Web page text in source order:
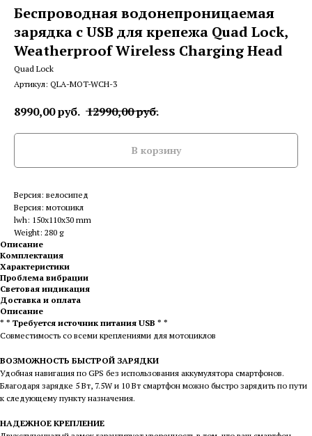
Беспроводная водонепроницаемая
зарядка c USB для крепежа Quad Lock,
Weatherproof Wireless Charging Head
Quad Lock
Артикул: QLA-MOT-WCH-3
8990,00руб. 12990,00руб.
В корзину
Версия: велосипед
Версия: мотоцикл
lwh: 150x110x30 mm
Weight: 280 g
Описание
Комплектация
Характеристики
Проблема вибрации
Световая индикация
Доставка и оплата
Описание
* * Требуется источник питания USB * *
Совместимость со всеми креплениями для мотоциклов
ВОЗМОЖНОСТЬ БЫСТРОЙ ЗАРЯДКИ
Удобная навигация по GPS без использования аккумулятора смартфонов.
Благодаря зарядке 5 Вт, 7.5W и 10 Вт смартфон можно быстро зарядить по пути
к следующему пункту назначения.
НАДЕЖНОЕ КРЕПЛЕНИЕ